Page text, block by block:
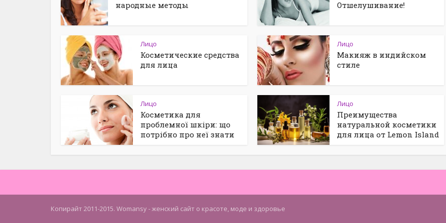
народные методы
Отшелушивание!
Лицо
Косметические средства
для лица
Лицо
Макияж в индийском
стиле
Лицо
Косметика для
проблемної шкіри: що
потрібно про неї знати
Лицо
Преимущества
натуральной косметики
для лица от Lemon Island
Копирайт 2011-2015. Womansy - женский сайт о красоте, моде и здоровье